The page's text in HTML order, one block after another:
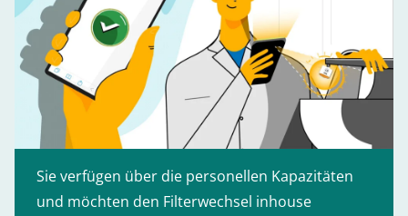
Sie verfügen über die personellen Kapazitäten
und möchten den Filterwechsel inhouse